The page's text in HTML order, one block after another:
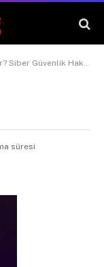
Hakkında Bilmeniz Gereken Her Şey
süresi